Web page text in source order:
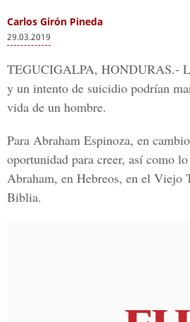
Carlos Girón Pineda
29.03.2019
TEGUCIGALPA, HONDURAS.-
y un intento de suicidio podrían
vida de un hombre.
Para Abraham Espinoza, en
oportunidad para creer, así como
Abraham, en Hebreos, en el Viejo
Biblia.